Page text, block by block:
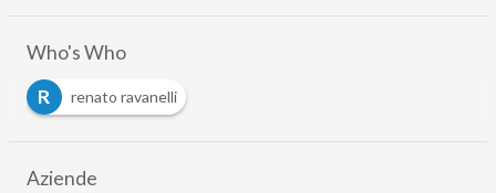
Who's Who
R
renato ravanelli
Aziende